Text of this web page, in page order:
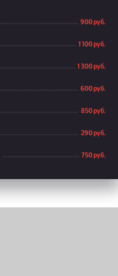
900 руб.
1 100 руб.
1 300 руб.
600 руб.
850 руб.
290 руб.
750 руб.